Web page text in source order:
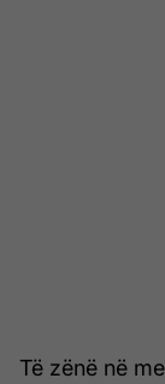
Të zënë në